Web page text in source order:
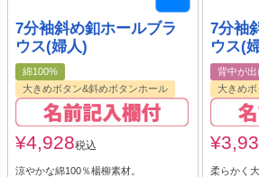
7分袖斜め釦ホールブラ
ウス(婦人)
綿100%
大きめボタン&斜めボタンホール
¥4,928税込
涼やかな綿100％楊柳素材。
7分袖
ウス(
背中が
大きめ
¥
柔らかく